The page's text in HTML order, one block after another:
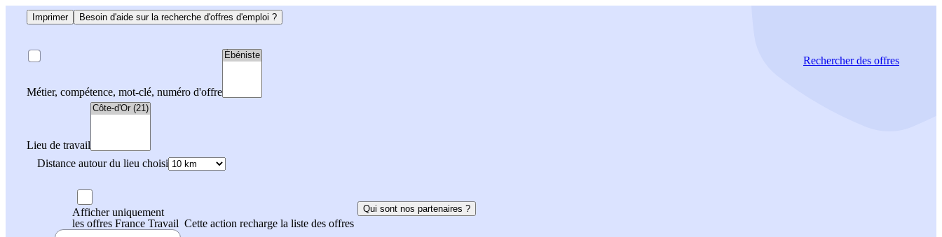
Imprimer Besoin d'aide sur la recherche d'offres d'emploi ?
Métier, compétence, mot-clé, numéro d'offre
Lieu de travail
Distance autour du lieu choisi
Rechercherdes offres
Afficher uniquement
les offres France Travail Cette action recharge la liste des offres
Qui sont nos partenaires ?